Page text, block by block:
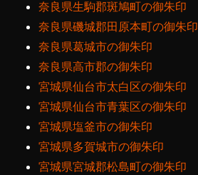
奈良県生駒郡斑鳩町の御朱印
奈良県磯城郡田原本町の御朱印
奈良県葛城市の御朱印
奈良県高市郡の御朱印
宮城県仙台市太白区の御朱印
宮城県仙台市青葉区の御朱印
宮城県塩釜市の御朱印
宮城県多賀城市の御朱印
宮城県宮城郡松島町の御朱印